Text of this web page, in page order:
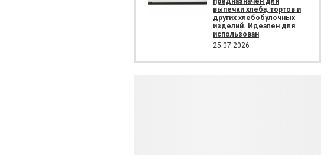
выпечки хлеба, тортов и
других хлебобулочных
изделий. Идеален для
использован
25.07.2026